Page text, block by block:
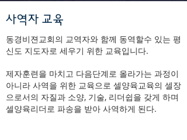
사역자 교육
동경비젼교회의 교역자와 함께 동역할수 있는 평
신도 지도자로 세우기 위한 교육입니다.
제자훈련을 마치고 다음단계로 올라가는 과정이
아니라 사역을 위한 교육으로 셀양육교육의 셀장
으로서의 자질과 소양, 기술, 리더쉽을 갖게 하며
셀양육리더로 파송을 받아 사역하게 된다.